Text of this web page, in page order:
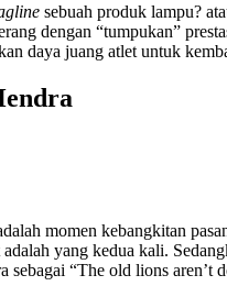
sebuah produk lampu?
dengan “tumpukan”
daya juang atlet untuk
momen kebangkitan
adalah yang kedua kali.
sebagai “The old lions aren’t